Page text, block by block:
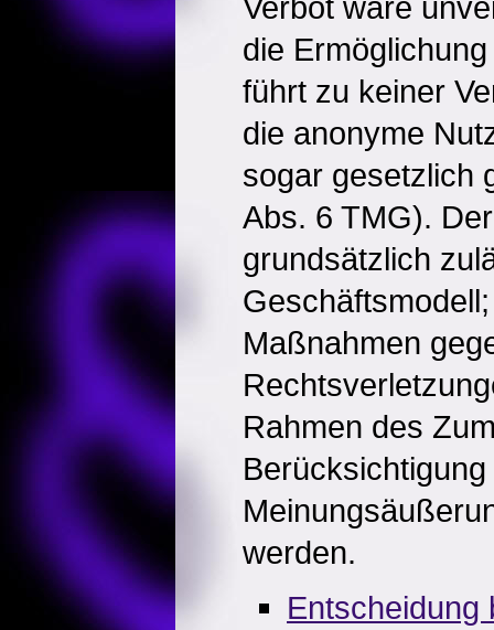
die
führt zu keiner
die anonyme
sogar gesetzlich
Abs. 6 TMG).
grundsätzlich
Maßnahmen
Rahmen des
werden.
Entscheidung